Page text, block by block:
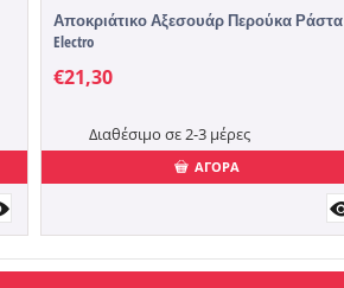
Αποκριάτικο Αξεσουάρ Περούκα Ράστα
Electro
€21,30
Διαθέσιμο σε 2-3 μέρες
ΑΓΟΡΑ